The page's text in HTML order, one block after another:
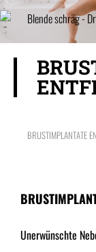
BRUSTIMPLANTATE
Unerwünschte